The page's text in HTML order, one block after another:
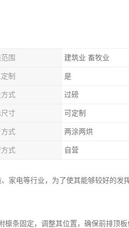
围 建筑业 畜牧业
制 是
式 过磅
寸 可定制
式 两涂两烘
式 自营
家电等行业，为了使其能够较好的发
檩条固定，调整其位置，确保前排顶